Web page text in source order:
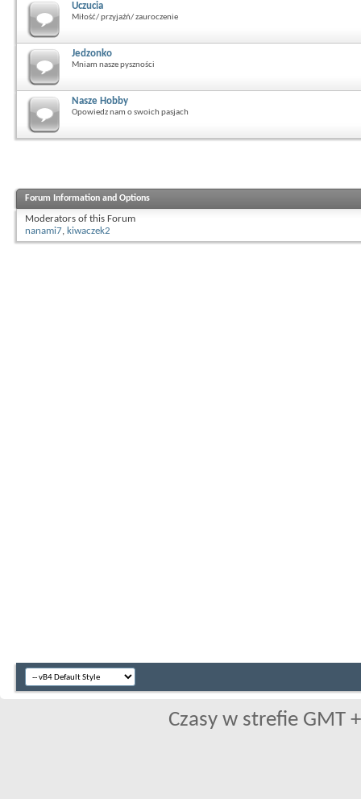
Uczucia
Miłość/ przyjaźń/ zauroczenie
Jedzonko
Mniam nasze pyszności
Nasze Hobby
Opowiedz nam o swoich pasjach
Forum Information and Options
Moderators of this Forum
nanami7, kiwaczek2
Czasy w strefie GMT